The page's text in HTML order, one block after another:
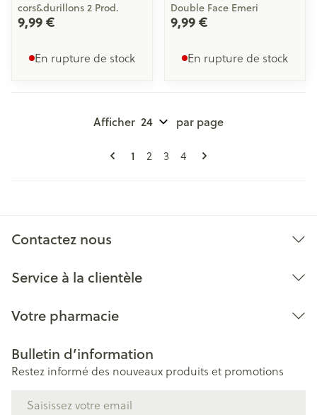
cors&durillons 2 Prod.
9,99 €
En rupture de stock
Double Face Emeri
9,99 €
En rupture de stock
Pages
Vous lisez actuellement la page
1 Page
2 Page
3 Page
4
Afficher par page
Contactez nous
Service à la clientèle
Votre pharmacie
Bulletin d’information
Restez informé des nouveaux produits et promotions